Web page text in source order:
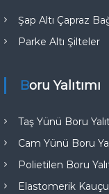
Şap Altı Çapraz
Parke Altı Şilteler
Boru Yalıtımı
Taş Yünü Boru
Cam Yünü Boru
Polietilen Boru
Elastomerik